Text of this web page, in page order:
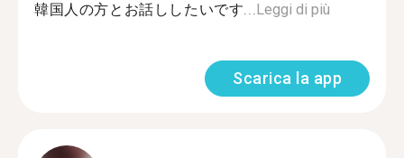
韓国人の方とお話ししたいです...Leggi di più
Scarica la app